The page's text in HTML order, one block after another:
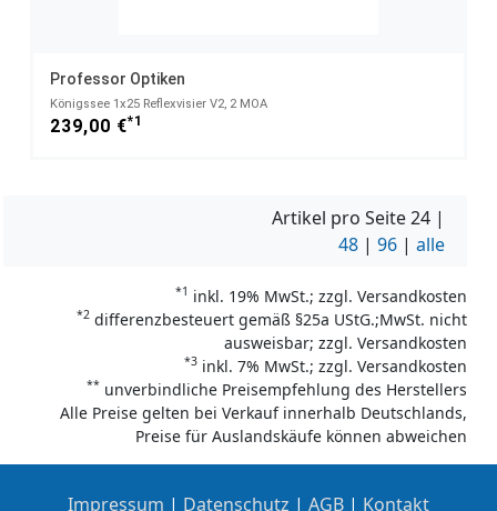
Professor Optiken
Königssee 1x25 Reflexvisier V2, 2 MOA
239,00 €*1
Artikel pro Seite24 |
48 | 96 | alle
*1 inkl. 19% MwSt.; zzgl. Versandkosten
*2 differenzbesteuert gemäß §25a UStG.;MwSt. nicht
ausweisbar; zzgl. Versandkosten
*3 inkl. 7% MwSt.; zzgl. Versandkosten
** unverbindliche Preisempfehlung des Herstellers
Alle Preise gelten bei Verkauf innerhalb Deutschlands,
Preise für Auslandskäufe können abweichen
Impressum | Datenschutz | AGB | Kontakt